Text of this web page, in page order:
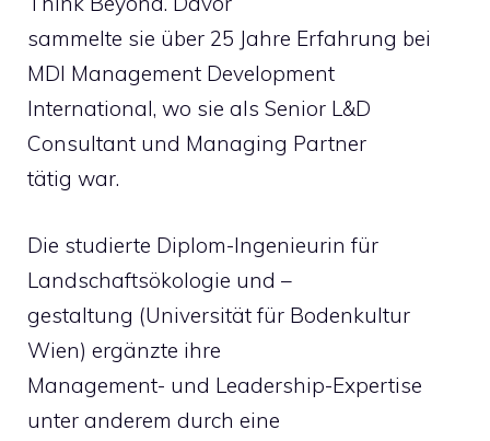
sammelte sie über 25 Jahre Erfahrung bei
MDI Management Development
International, wo sie als Senior L&D
Consultant und Managing Partner
tätig war.
Die studierte Diplom-Ingenieurin für
Landschaftsökologie und –
gestaltung (Universität für Bodenkultur
Wien) ergänzte ihre
Management- und Leadership-Expertise
unter anderem durch eine